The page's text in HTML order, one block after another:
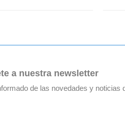
a nuestra newsletter
de las novedades y noticias